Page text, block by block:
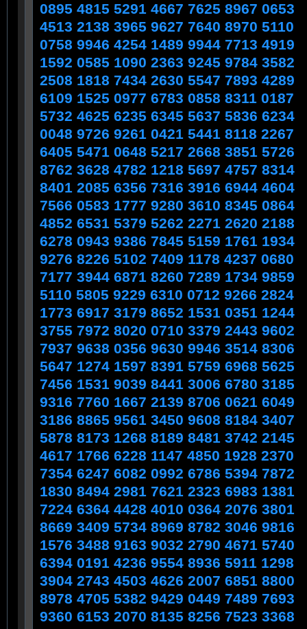
0895 4815 5291 4667 7625 8967 0653
4513 2138 3965 9627 7640 8970 5110
0758 9946 4254 1489 9944 7713 4919
1592 0585 1090 2363 9245 9784 3582
2508 1818 7434 2630 5547 7893 4289
6109 1525 0977 6783 0858 8311 0187
5732 4625 6235 6345 5637 5836 6234
0048 9726 9261 0421 5441 8118 2267
6405 5471 0648 5217 2668 3851 5726
8762 3628 4782 1218 5697 4757 8314
8401 2085 6356 7316 3916 6944 4604
7566 0583 1777 9280 3610 8345 0864
4852 6531 5379 5262 2271 2620 2188
6278 0943 9386 7845 5159 1761 1934
9276 8226 5102 7409 1178 4237 0680
7177 3944 6871 8260 7289 1734 9859
5110 5805 9229 6310 0712 9266 2824
1773 6917 3179 8652 1531 0351 1244
3755 7972 8020 0710 3379 2443 9602
7937 9638 0356 9630 9946 3514 8306
5647 1274 1597 8391 5759 6968 5625
7456 1531 9039 8441 3006 6780 3185
9316 7760 1667 2139 8706 0621 6049
3186 8865 9561 3450 9608 8184 3407
5878 8173 1268 8189 8481 3742 2145
4617 1766 6228 1147 4850 1928 2370
7354 6247 6082 0992 6786 5394 7872
1830 8494 2981 7621 2323 6983 1381
7224 6364 4428 4010 0364 2076 3801
8669 3409 5734 8969 8782 3046 9816
1576 3488 9163 9032 2790 4671 5740
6394 0191 4236 9554 8936 5911 1298
3904 2743 4503 4626 2007 6851 8800
8978 4705 5382 9429 0449 7489 7693
9360 6153 2070 8135 8256 7523 3368